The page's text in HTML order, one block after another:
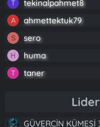
T tekinalpahmet8
A ahmettektuk79
S sero
H huma
T taner
GÜVERCİN KÜMESİ